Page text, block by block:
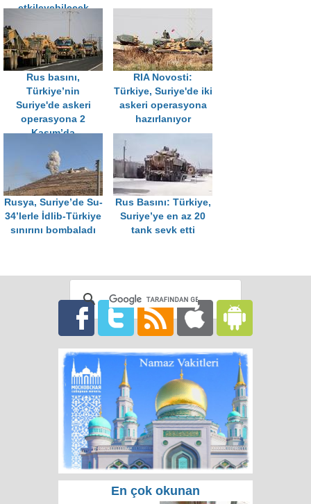
etkileyebilecek
tehlikeli bir oyun
Rus basını,
Türkiye’nin
Suriye'de askeri
operasyona 2
Kasım’da
etti
RIA Novosti:
Türkiye, Suriye'de iki
askeri operasyona
hazırlanıyor
Rusya, Suriye’de Su-
34’lerle İdlib-Türkiye
sınırını bombaladı
Rus Basını: Türkiye,
Suriye’ye en az 20
tank sevk etti
En çok okunan